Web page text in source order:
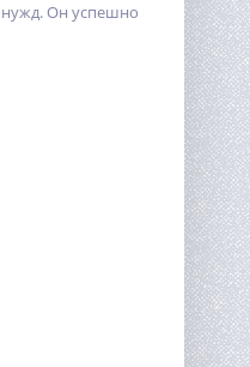
нужд. Он успешно